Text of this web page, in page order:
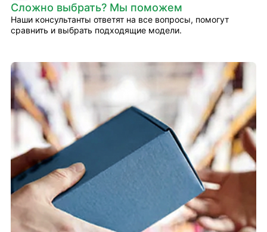
Сложно выбрать? Мы поможем
Наши консультанты ответят на все вопросы, помогут
сравнить и выбрать подходящие модели.